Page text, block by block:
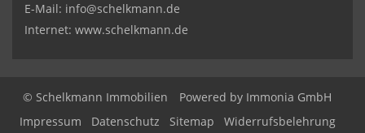
E-Mail: info@schelkmann.de
Internet: www.schelkmann.de
© Schelkmann Immobilien Powered by Immonia GmbH
Impressum
Datenschutz Sitemap Widerrufsbelehrung